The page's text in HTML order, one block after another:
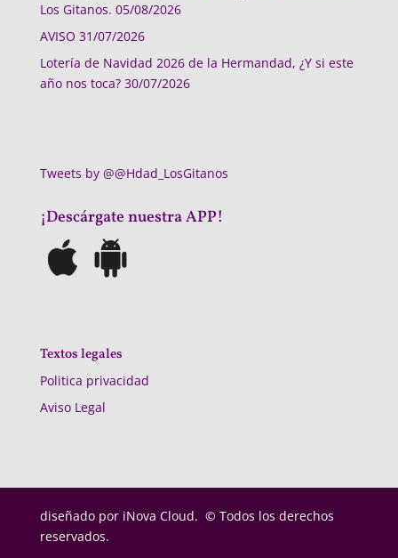
Los Gitanos. 05/08/2026
AVISO 31/07/2026
Lotería de Navidad 2026 de la Hermandad, ¿Y si este
año nos toca? 30/07/2026
Tweets by @@Hdad_LosGitanos
¡Descárgate nuestra APP!
Textos legales
Politica privacidad
Aviso Legal
diseñado por iNova Cloud. © Todos los derechos
reservados.